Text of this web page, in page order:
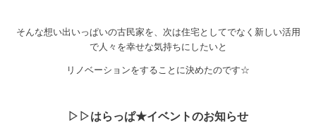
そんな想い出いっぱいの古民家を、次は住宅としてでなく新しい活用
で人々を幸せな気持ちにしたいと
リノベーションをすることに決めたのです☆
▷▷はらっぱ★イベントのお知らせ